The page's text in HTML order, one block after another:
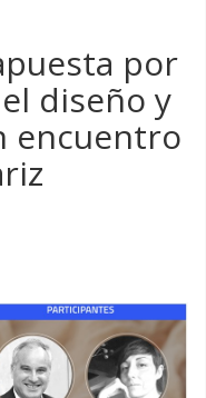
por
diseño y
encuentro